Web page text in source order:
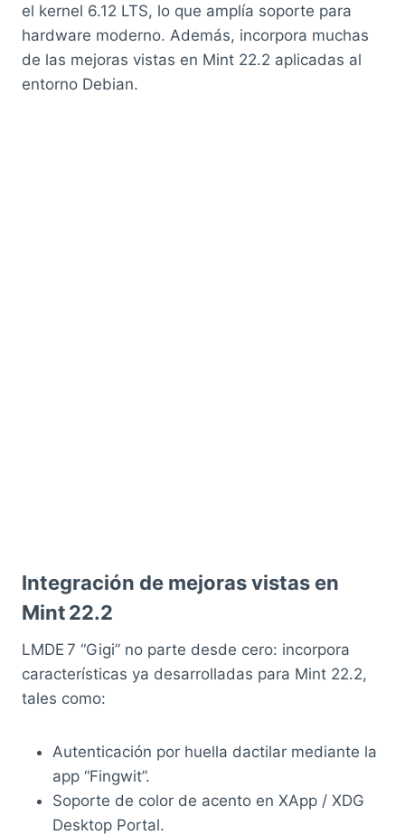
el kernel 6.12 LTS, lo que amplía soporte para
hardware moderno. Además, incorpora muchas
de las mejoras vistas en Mint 22.2 aplicadas al
entorno Debian.
Integración de mejoras vistas en
Mint 22.2
LMDE 7 “Gigi” no parte desde cero: incorpora
características ya desarrolladas para Mint 22.2,
tales como:
Autenticación por huella dactilar mediante la
app “Fingwit”.
Soporte de color de acento en XApp / XDG
Desktop Portal.